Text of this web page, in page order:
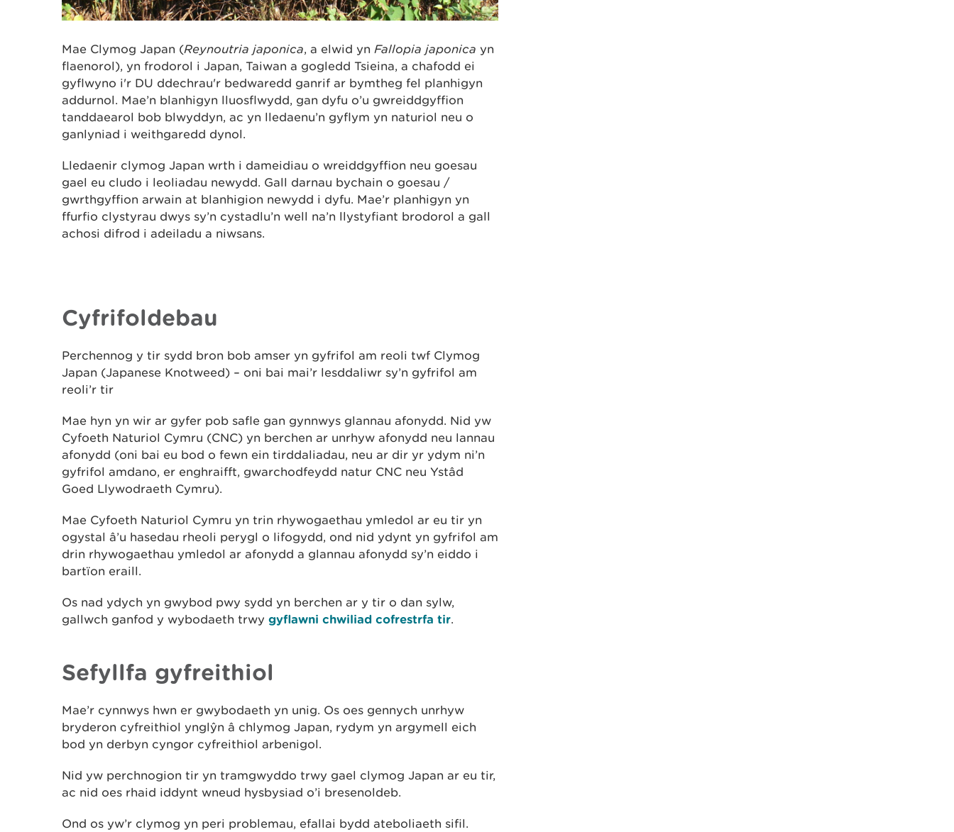
Mae Clymog Japan (Reynoutria japonica, a elwid yn Fallopia japonica yn
flaenorol), yn frodorol i Japan, Taiwan a gogledd Tsieina, a chafodd ei
gyflwyno i'r DU ddechrau'r bedwaredd ganrif ar bymtheg fel planhigyn
addurnol. Mae’n blanhigyn lluosflwydd, gan dyfu o’u gwreiddgyffion
tanddaearol bob blwyddyn, ac yn lledaenu’n gyflym yn naturiol neu o
ganlyniad i weithgaredd dynol.
Lledaenir clymog Japan wrth i dameidiau o wreiddgyffion neu goesau
gael eu cludo i leoliadau newydd. Gall darnau bychain o goesau /
gwrthgyffion arwain at blanhigion newydd i dyfu. Mae’r planhigyn yn
ffurfio clystyrau dwys sy’n cystadlu’n well na’n llystyfiant brodorol a gall
achosi difrod i adeiladu a niwsans.
Cyfrifoldebau
Perchennog y tir sydd bron bob amser yn gyfrifol am reoli twf Clymog
Japan (Japanese Knotweed) – oni bai mai’r lesddaliwr sy’n gyfrifol am
reoli’r tir
Mae hyn yn wir ar gyfer pob safle gan gynnwys glannau afonydd. Nid yw
Cyfoeth Naturiol Cymru (CNC) yn berchen ar unrhyw afonydd neu lannau
afonydd (oni bai eu bod o fewn ein tirddaliadau, neu ar dir yr ydym ni’n
gyfrifol amdano, er enghraifft, gwarchodfeydd natur CNC neu Ystâd
Goed Llywodraeth Cymru).
Mae Cyfoeth Naturiol Cymru yn trin rhywogaethau ymledol ar eu tir yn
ogystal â’u hasedau rheoli perygl o lifogydd, ond nid ydynt yn gyfrifol am
drin rhywogaethau ymledol ar afonydd a glannau afonydd sy’n eiddo i
bartïon eraill.
Os nad ydych yn gwybod pwy sydd yn berchen ar y tir o dan sylw,
gallwch ganfod y wybodaeth trwy gyflawni chwiliad cofrestrfa tir.
Sefyllfa gyfreithiol
Mae’r cynnwys hwn er gwybodaeth yn unig. Os oes gennych unrhyw
bryderon cyfreithiol ynglŷn â chlymog Japan, rydym yn argymell eich
bod yn derbyn cyngor cyfreithiol arbenigol.
Nid yw perchnogion tir yn tramgwyddo trwy gael clymog Japan ar eu tir,
ac nid oes rhaid iddynt wneud hysbysiad o’i bresenoldeb.
Ond os yw’r clymog yn peri problemau, efallai bydd ateboliaeth sifil.